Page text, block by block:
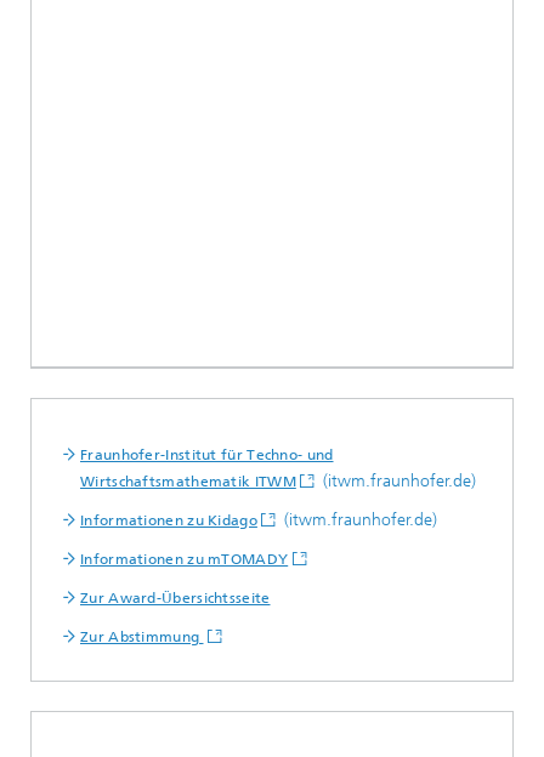
Fraunhofer-Institut für Techno- und
Wirtschaftsmathematik ITWM
(itwm.fraunhofer.de)
Informationen zu Kidago (itwm.fraunhofer.de)
Informationen zu mTOMADY
Zur Award-Übersichtsseite
Zur Abstimmung